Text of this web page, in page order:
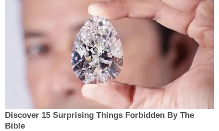
Discover 15 Surprising Things Forbidden By The
Bible